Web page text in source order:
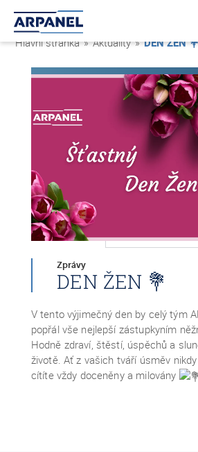
Hlavní stránka » Aktuality »DEN ŽEN
Zprávy
DEN ŽEN 💐
V tento výjimečný den by celý tým
popřál vše nejlepší zástupkyním
Hodně zdraví, štěstí, úspěchů a
životě. Ať z vašich tváří úsměv
cítíte vždy doceněny a milovány